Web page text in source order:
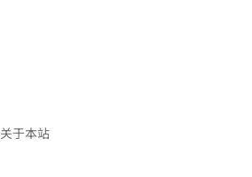
关于本站